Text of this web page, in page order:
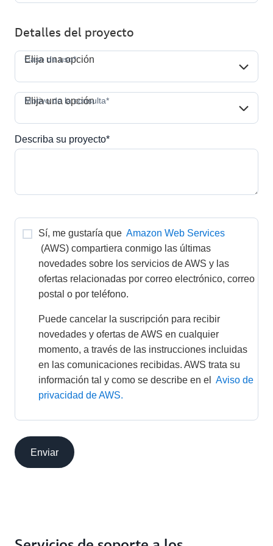
Detalles del proyecto
Caso de uso*
Elija una opción
Motivo de la consulta*
Elija una opción
Describa su proyecto*
Sí, me gustaría que Amazon Web Services
(AWS) compartiera conmigo las últimas
novedades sobre los servicios de AWS y las
ofertas relacionadas por correo electrónico, correo
postal o por teléfono.
Puede cancelar la suscripción para recibir
novedades y ofertas de AWS en cualquier
momento, a través de las instrucciones incluidas
en las comunicaciones recibidas. AWS trata su
información tal y como se describe en el
Aviso de
privacidad de AWS.
Enviar